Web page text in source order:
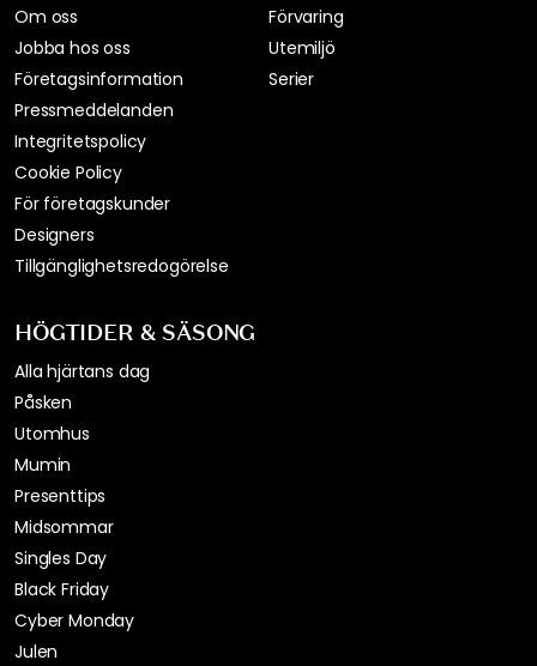
Om oss
Jobba hos oss
Företagsinformation
Pressmeddelanden
Integritetspolicy
Cookie Policy
För företagskunder
Designers
Tillgänglighetsredogörelse
Förvaring
Utemiljö
Serier
HÖGTIDER & SÄSONG
Alla hjärtans dag
Påsken
Utomhus
Mumin
Presenttips
Midsommar
Singles Day
Black Friday
Cyber Monday
Julen